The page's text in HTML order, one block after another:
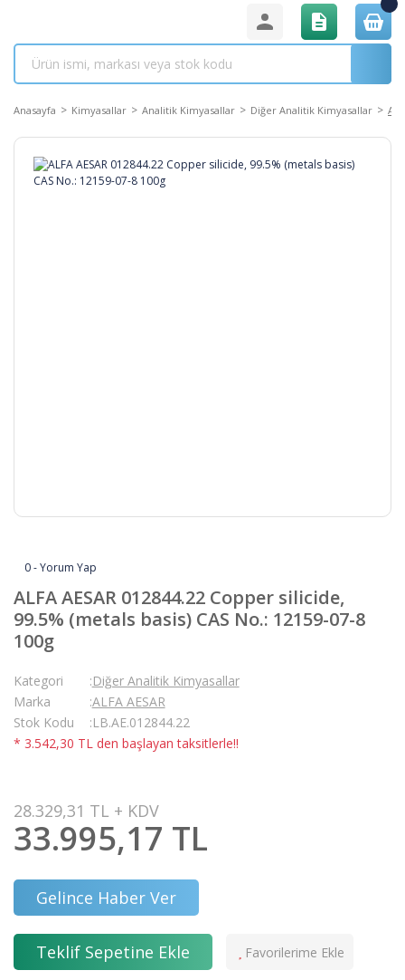
Anasayfa Kimyasallar Analitik Kimyasallar Diğer Analitik Kimyasallar
0 - Yorum Yap
ALFA AESAR 012844.22 Copper silicide,
99.5% (metals basis) CAS No.: 12159-07-8
100g
Kategori
Diğer Analitik Kimyasallar
Marka
ALFA AESAR
Stok Kodu
LB.AE.012844.22
* 3.542,30 TL den başlayan taksitlerle!!
28.329,31 TL + KDV
33.995,17 TL
Gelince Haber Ver
Teklif Sepetine Ekle